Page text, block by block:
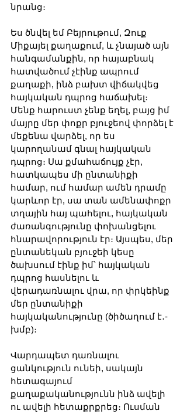
նրանց։
Ես ծնվել եմ Բեյրութում, Զուք
Միքայել քաղաքում, և չնայած այն
հանգամանքին, որ հայաբնակ
հատվածում չէինք ապրում
քաղաքի, ինձ բախտ վիճակվեց
հայկական դպրոց հաճախել։
Մենք հարուստ չենք եղել, բայց իմ
մայրը մեր փոքր բյուջեով փորձել է
մեքենա վարձել, որ ես
կարողանամ գնալ հայկական
դպրոց։ Սա քմահաճույք չէր,
հատկապես մի ընտանիքի
համար, ում համար ամեն դրամը
կարևոր էր, սա տան ամենափոքր
տղային հայ պահելու, հայկական
ժառանգությունը փոխանցելու
հնարավորություն էր։ Այսպես, մեր
ընտանեկան բյուջեի կեսը
ծախսում էինք իմ՝ հայկական
դպրոց հասնելու և
վերադառնալու վրա, որ փրկեինք
մեր ընտանիքի
հայկականությունը (ծիծաղում է․-
խմբ)։
Վարդապետ դառնալու
ցանկություն ունեի, սակայն
հետագայում
քաղաքականությունն ինձ ավելի
ու ավելի հետաքրքրեց։ Ուսման